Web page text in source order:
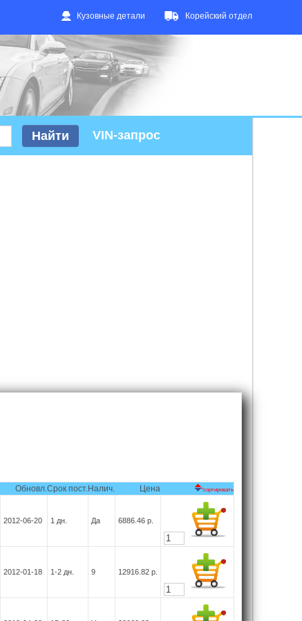
Кузовные детали Корейский отдел
VIN-запрос
Обновл.Срок пост.Налич. Цена *сортировать
2012-06-20 1 дн. Да 6886.46 р.
2012-01-18 1-2 дн. 9 12916.82 р.